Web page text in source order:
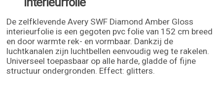
De zelfklevende Avery SWF Diamond Amber Gloss
interieurfolie is een gegoten pvc folie van 152 cm breed
en door warmte rek- en vormbaar. Dankzij de
luchtkanalen zijn luchtbellen eenvoudig weg te rakelen.
Universeel toepasbaar op alle harde, gladde of fijne
structuur ondergronden. Effect: glitters.